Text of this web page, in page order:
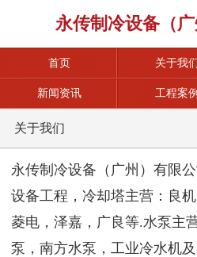
永传制冷设备（
首页 关于我们
新闻资讯 工程案例
关于我们
永传制冷设备（广州）有限
设备工程，冷却塔主营：良
菱电，泽嘉，广良等.水泵主
泵，南方水泵，工业冷水机